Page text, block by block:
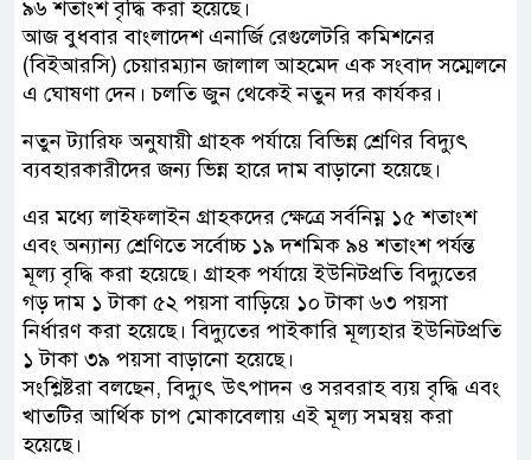
৯৬ শতাংশ বৃদ্ধি করা হয়েছে।
আজ বুধবার বাংলাদেশ এনার্জি রেগুলেটরি কমিশনের
(বিইআরসি) চেয়ারম্যান জালাল আহমেদ এক সংবাদ সম্মেলনে
এ ঘোষণা দেন। চলতি জুন থেকেই নতুন দর কার্যকর।
নতুন ট্যারিফ অনুযায়ী গ্রাহক পর্যায়ে বিভিন্ন শ্রেণির বিদ্যুৎ
ব্যবহারকারীদের জন্য ভিন্ন হারে দাম বাড়ানো হয়েছে।
এর মধ্যে লাইফলাইন গ্রাহকদের ক্ষেত্রে সর্বনিম্ন ১৫ শতাংশ
এবং অন্যান্য শ্রেণিতে সর্বোচ্চ ১৯ দশমিক ৯৪ শতাংশ পর্যন্ত
মূল্য বৃদ্ধি করা হয়েছে। গ্রাহক পর্যায়ে ইউনিটপ্রতি বিদ্যুতের
গড় দাম ১ টাকা ৫২ পয়সা বাড়িয়ে ১০ টাকা ৬৩ পয়সা
নির্ধারণ করা হয়েছে। বিদ্যুতের পাইকারি মূল্যহার ইউনিটপ্রতি
১ টাকা ৩৯ পয়সা বাড়ানো হয়েছে।
সংশ্লিষ্টরা বলছেন, বিদ্যুৎ উৎপাদন ও সরবরাহ ব্যয় বৃদ্ধি এবং
খাতটির আর্থিক চাপ মোকাবেলায় এই মূল্য সমন্বয় করা
হয়েছে।